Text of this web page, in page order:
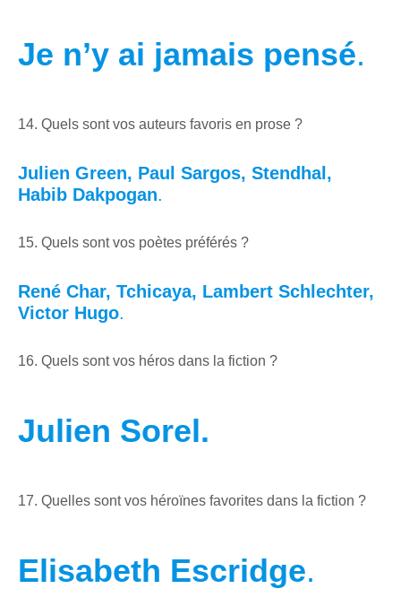
Je n’y ai jamais pensé.
14. Quels sont vos auteurs favoris en prose ?
Julien Green, Paul Sargos, Stendhal,
Habib Dakpogan.
15. Quels sont vos poètes préférés ?
René Char, Tchicaya, Lambert Schlechter,
Victor Hugo.
16. Quels sont vos héros dans la fiction ?
Julien Sorel.
17. Quelles sont vos héroïnes favorites dans la fiction ?
Elisabeth Escridge.